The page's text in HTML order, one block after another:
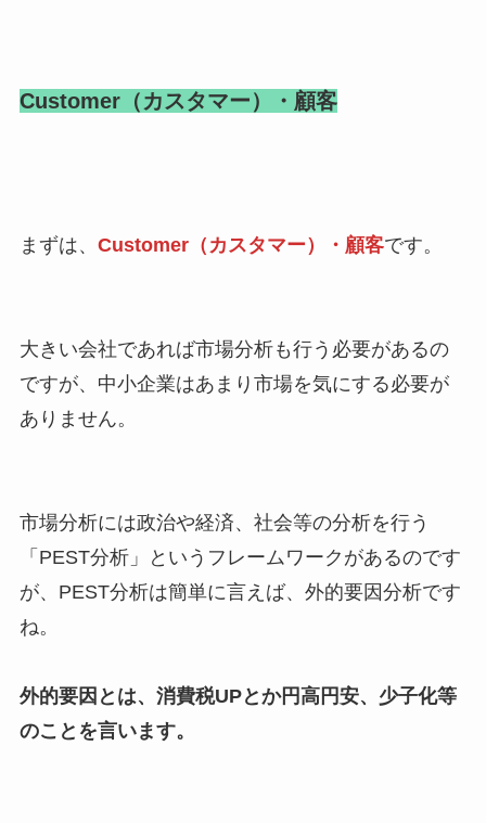
Customer（カスタマー）・顧客
まずは、 Customer（カスタマー）・顧客です。
大きい会社であれば市場分析も行う必要があるの
ですが、中小企業はあまり市場を気にする必要が
ありません。
市場分析には政治や経済、社会等の分析を行う
「PEST分析」というフレームワークがあるのです
が、PEST分析は簡単に言えば、外的要因分析です
ね。
外的要因とは、消費税UPとか円高円安、少子化等
のことを言います。